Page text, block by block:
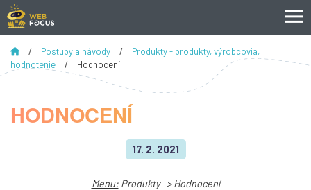
HODNOCENÍ
/ Postupy a návody /
Produkty - produkty, výrobcovia,
hodnotenie
/ Hodnocení
17. 2. 2021
Menu:Produkty -> Hodnocení